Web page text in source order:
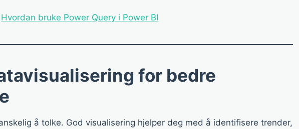
Hvordan bruke Power Query i Power BI
for bedre
å tolke. God visualisering hjelper deg med å identifisere trender,